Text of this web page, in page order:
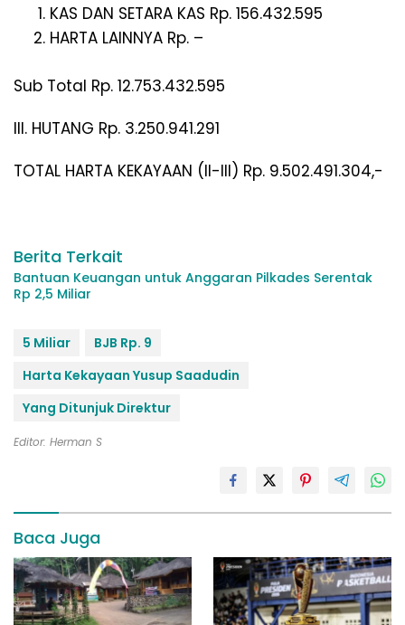
KAS DAN SETARA KAS Rp. 156.432.595
HARTA LAINNYA Rp. –
Sub Total Rp. 12.753.432.595
III. HUTANG Rp. 3.250.941.291
TOTAL HARTA KEKAYAAN (II-III) Rp. 9.502.491.304,-
Berita Terkait
Bantuan Keuangan untuk Anggaran Pilkades Serentak
Rp 2,5 Miliar
5 Miliar
BJB Rp. 9
Harta Kekayaan Yusup Saadudin
Yang Ditunjuk Direktur
Editor: Herman S
Baca Juga